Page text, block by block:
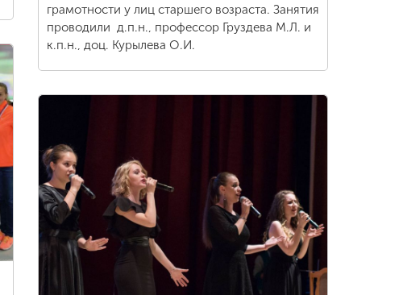
грамотности у лиц старшего возраста. Занятия
проводили д.п.н., профессор Груздева М.Л. и
к.п.н., доц. Курылева О.И.